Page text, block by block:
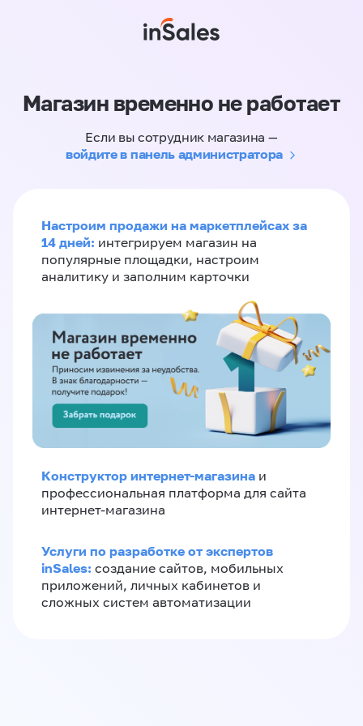
Магазин временно не работает
Если вы сотрудник магазина —
войдите в панель администратора
Настроим продажи на маркетплейсах за
14 дней: интегрируем магазин на
популярные площадки, настроим
аналитику и заполним карточки
Конструктор интернет-магазина и
профессиональная платформа для сайта
интернет-магазина
Услуги по разработке от экспертов
inSales: создание сайтов, мобильных
приложений, личных кабинетов и
сложных систем автоматизации